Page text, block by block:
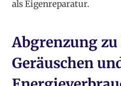
als Eigenreparatur.
Abgrenzung zu
Geräuschen